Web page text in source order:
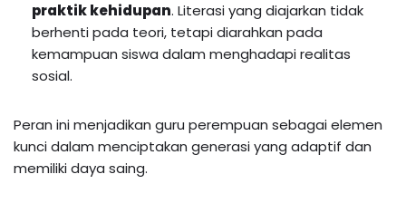
praktik kehidupan. Literasi yang diajarkan tidak
berhenti pada teori, tetapi diarahkan pada
kemampuan siswa dalam menghadapi realitas
sosial.
Peran ini menjadikan guru perempuan sebagai elemen
kunci dalam menciptakan generasi yang adaptif dan
memiliki daya saing.